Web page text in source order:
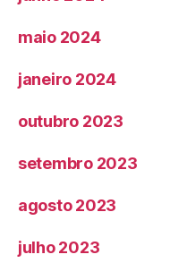
maio 2024
janeiro 2024
outubro 2023
setembro 2023
agosto 2023
julho 2023